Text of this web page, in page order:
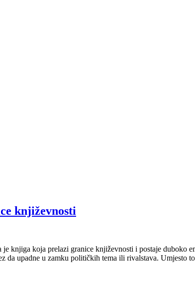
književnosti
knjiga koja prelazi granice književnosti i postaje duboko
da upadne u zamku političkih tema ili rivalstava. Umjesto